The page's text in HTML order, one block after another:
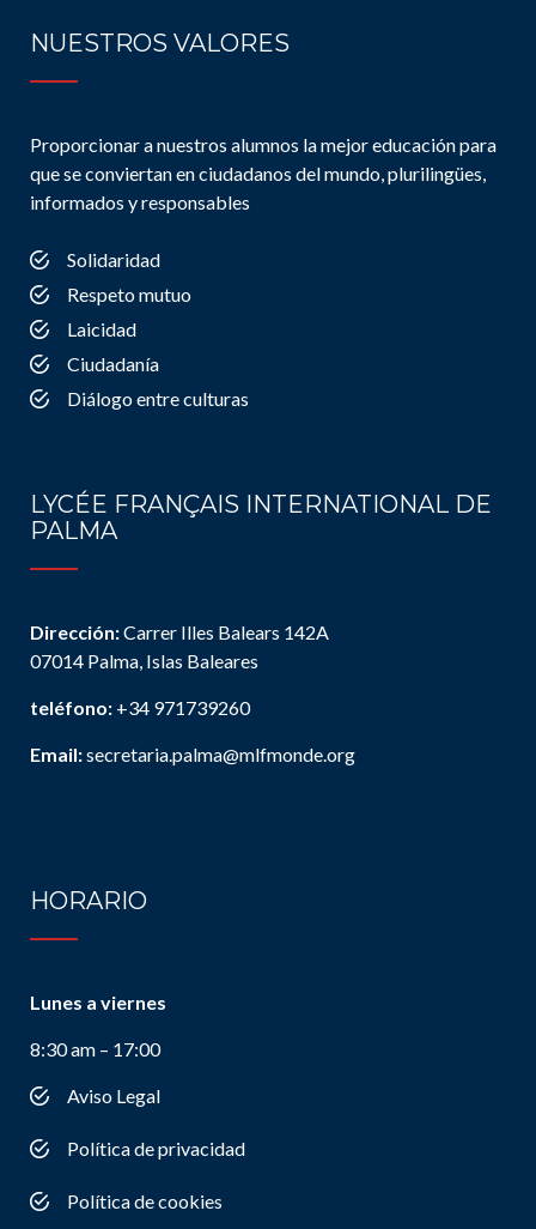
NUESTROS VALORES
Proporcionar a nuestros alumnos la mejor educación para
que se conviertan en ciudadanos del mundo, plurilingües,
informados y responsables
Solidaridad
Respeto mutuo
Laicidad
Ciudadanía
Diálogo entre culturas
LYCÉE FRANÇAIS INTERNATIONAL DE
PALMA
Dirección:Carrer Illes Balears 142A
07014 Palma, Islas Baleares
teléfono: +34 971739260
Email:secretaria.palma@mlfmonde.org
HORARIO
Lunes a viernes
8:30 am – 17:00
Aviso Legal
Política de privacidad
Política de cookies